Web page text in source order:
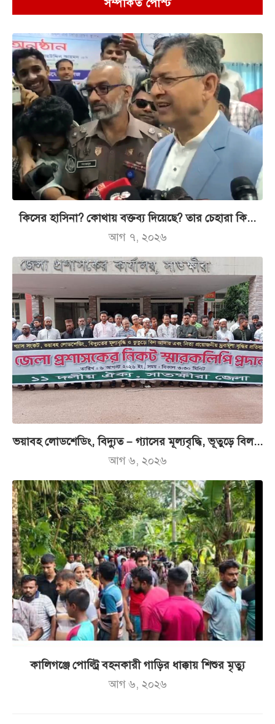
সম্পর্কিত পোস্ট
কিসের হাসিনা? কোথায় বক্তব্য দিয়েছে? তার চেহারা কি...
আগ ৭, ২০২৬
ভয়াবহ লোডশেডিং, বিদ্যুত – গ্যাসের মূল্যবৃদ্ধি, ভূতুড়ে বিল...
আগ ৬, ২০২৬
কালিগঞ্জে পোল্ট্রি বহনকারী গাড়ির ধাক্কায় শিশুর মৃত্যু
আগ ৬, ২০২৬